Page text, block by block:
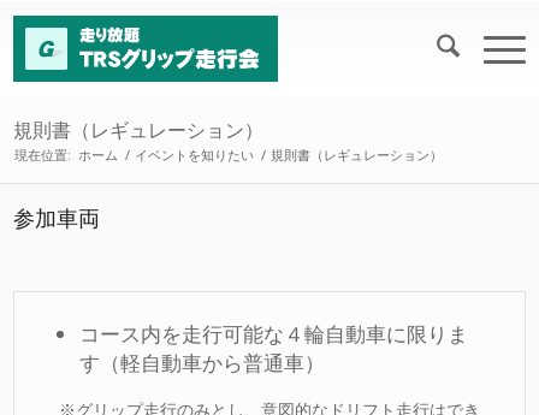
規則書（レギュレーション）
現在位置: ホーム / イベントを知りたい / 規則書（レギュレーション）
参加車両
コース内を走行可能な４輪自動車に限りま
す（軽自動車から普通車）
※グリップ走行のみとし、意図的なドリフト走行はでき